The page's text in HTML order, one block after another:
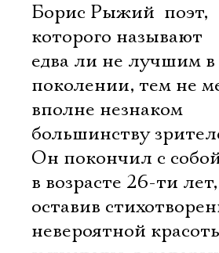
Борис Рыжий  поэт,
которого называют
едва ли не лучшим в
поколении, тем не
вполне незнаком
большинству
Он покончил с
в возрасте 26-ти лет,
оставив
невероятной